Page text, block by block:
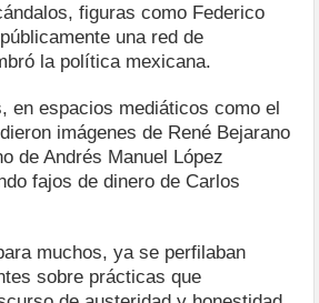
figuras como Federico
una red de
la política mexicana.
en espacios mediáticos como el
imágenes de René Bejarano
de Andrés Manuel López
fajos de dinero de Carlos
muchos, ya se perfilaban
sobre prácticas que